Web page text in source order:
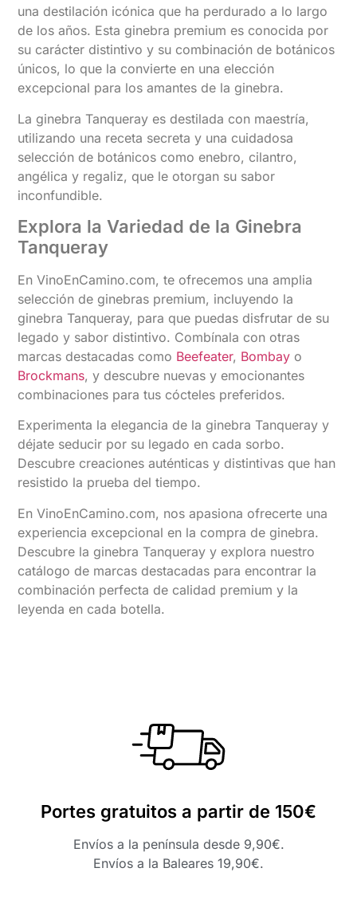
una destilación icónica que ha perdurado a lo largo
de los años. Esta ginebra premium es conocida por
su carácter distintivo y su combinación de botánicos
únicos, lo que la convierte en una elección
excepcional para los amantes de la ginebra.
La ginebra Tanqueray es destilada con maestría,
utilizando una receta secreta y una cuidadosa
selección de botánicos como enebro, cilantro,
angélica y regaliz, que le otorgan su sabor
inconfundible.
Explora la Variedad de la Ginebra
Tanqueray
En VinoEnCamino.com, te ofrecemos una amplia
selección de ginebras premium, incluyendo la
ginebra Tanqueray, para que puedas disfrutar de su
legado y sabor distintivo. Combínala con otras
marcas destacadas como Beefeater, Bombay o
Brockmans, y descubre nuevas y emocionantes
combinaciones para tus cócteles preferidos.
Experimenta la elegancia de la ginebra Tanqueray y
déjate seducir por su legado en cada sorbo.
Descubre creaciones auténticas y distintivas que han
resistido la prueba del tiempo.
En VinoEnCamino.com, nos apasiona ofrecerte una
experiencia excepcional en la compra de ginebra.
Descubre la ginebra Tanqueray y explora nuestro
catálogo de marcas destacadas para encontrar la
combinación perfecta de calidad premium y la
leyenda en cada botella.
Portes gratuitos a partir de 150€
Envíos a la península desde 9,90€.
Envíos a la Baleares 19,90€.